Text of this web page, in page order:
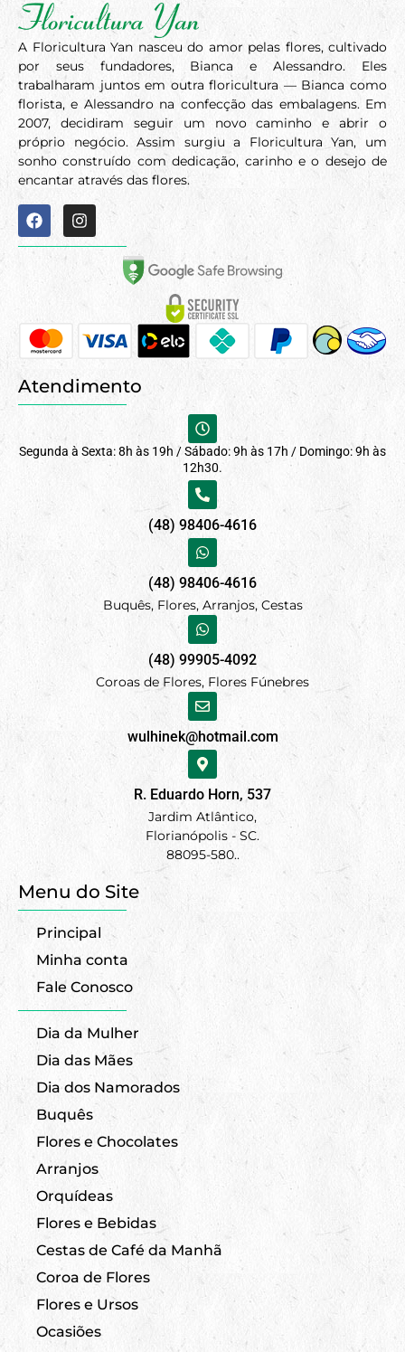
A Floricultura Yan nasceu do amor pelas flores, cultivado
por seus fundadores, Bianca e Alessandro. Eles
trabalharam juntos em outra floricultura — Bianca como
florista, e Alessandro na confecção das embalagens. Em
2007, decidiram seguir um novo caminho e abrir o
próprio negócio. Assim surgiu a Floricultura Yan, um
sonho construído com dedicação, carinho e o desejo de
encantar através das flores.
Atendimento
Segunda à Sexta: 8h às 19h / Sábado: 9h às 17h / Domingo: 9h às
12h30.
(48) 98406-4616
(48) 98406-4616
Buquês, Flores, Arranjos, Cestas
(48) 99905-4092
Coroas de Flores, Flores Fúnebres
wulhinek@hotmail.com
R. Eduardo Horn, 537
Jardim Atlântico,
Florianópolis - SC.
88095-580..
Menu do Site
Principal
Minha conta
Fale Conosco
Dia da Mulher
Dia das Mães
Dia dos Namorados
Buquês
Flores e Chocolates
Arranjos
Orquídeas
Flores e Bebidas
Cestas de Café da Manhã
Coroa de Flores
Flores e Ursos
Ocasiões